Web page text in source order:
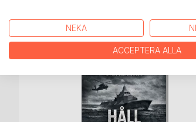
ANDRA
NEKA
ACCEPTERA ALLA